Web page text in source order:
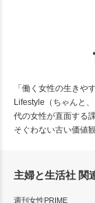
「働く女性の生きや
Lifestyle（ちゃんと
代の女性が直面する
そぐわない古い価値
主婦と生活社 関
週刊女性PRIME